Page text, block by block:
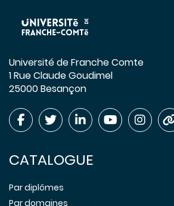
Université de Franche Comte
1 Rue Claude Goudimel
25000 Besançon
CATALOGUE
Par diplômes
Par domaines